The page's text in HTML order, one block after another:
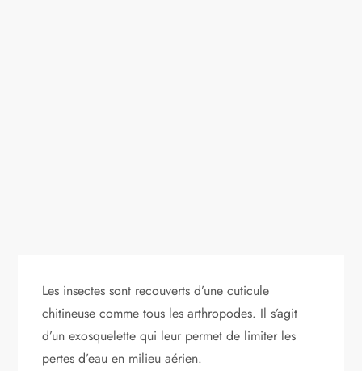
Les insectes sont recouverts d’une cuticule
chitineuse comme tous les arthropodes. Il s’agit
d’un exosquelette qui leur permet de limiter les
pertes d’eau en milieu aérien.